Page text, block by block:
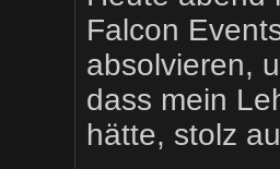
Falcon
absolvieren,
dass mein
hätte, stolz